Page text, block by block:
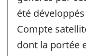
été
Compte
dont la portée